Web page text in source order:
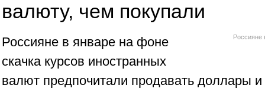
валюту, чем покупали
Россияне
Россияне в январе на фоне
скачка курсов иностранных
валют предпочитали продавать доллары